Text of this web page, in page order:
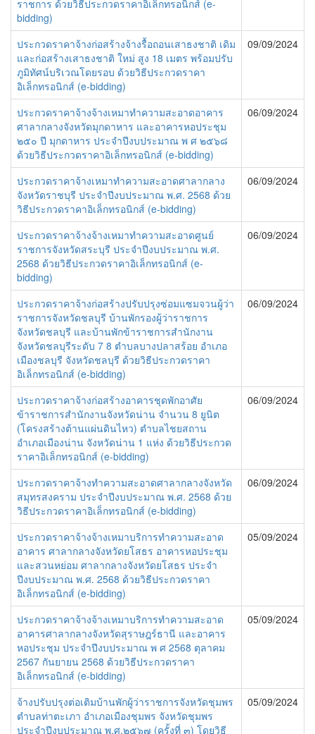
ราชการ ด้วยวิธีประกวดราคาอิเล็กทรอนิกส์ (e-
bidding)
ประกวดราคาจ้างก่อสร้างจ้างรื้อถอนเสาธงชาติ เดิม
และก่อสร้างเสาธงชาติ ใหม่ สูง 18 เมตร พร้อมปรับ
ภูมิทัศน์บริเวณโดยรอบ ด้วยวิธีประกวดราคา
อิเล็กทรอนิกส์ (e-bidding)
09/09/2024
ประกวดราคาจ้างจ้างเหมาทำความสะอาดอาคาร
ศาลากลางจังหวัดมุกดาหาร และอาคารหอประชุม
๒๕๐ ปี มุกดาหาร ประจำปีงบประมาณ พ ศ ๒๕๖๘
ด้วยวิธีประกวดราคาอิเล็กทรอนิกส์ (e-bidding)
06/09/2024
ประกวดราคาจ้างเหมาทำความสะอาดศาลากลาง
จังหวัดราชบุรี ประจำปีงบประมาณ พ.ศ. 2568 ด้วย
วิธีประกวดราคาอิเล็กทรอนิกส์ (e-bidding)
06/09/2024
ประกวดราคาจ้างจ้างเหมาทำความสะอาดศูนย์
ราชการจังหวัดสระบุรี ประจำปีงบประมาณ พ.ศ.
2568 ด้วยวิธีประกวดราคาอิเล็กทรอนิกส์ (e-
bidding)
06/09/2024
ประกวดราคาจ้างก่อสร้างปรับปรุงซ่อมแซมจวนผู้ว่า
ราชการจังหวัดชลบุรี บ้านพักรองผู้ว่าราชการ
จังหวัดชลบุรี และบ้านพักข้าราชการสำนักงาน
จังหวัดชลบุรีระดับ 7 8 ตำบลบางปลาสร้อย อำเภอ
เมืองชลบุรี จังหวัดชลบุรี ด้วยวิธีประกวดราคา
อิเล็กทรอนิกส์ (e-bidding)
06/09/2024
ประกวดราคาจ้างก่อสร้างอาคารชุดพักอาศัย
ข้าราชการสำนักงานจังหวัดน่าน จำนวน 8 ยูนิต
(โครงสร้างต้านแผ่นดินไหว) ตำบลไชยสถาน
อำเภอเมืองน่าน จังหวัดน่าน 1 แห่ง ด้วยวิธีประกวด
ราคาอิเล็กทรอนิกส์ (e-bidding)
06/09/2024
ประกวดราคาจ้างทำความสะอาดศาลากลางจังหวัด
สมุทรสงคราม ประจำปีงบประมาณ พ.ศ. 2568 ด้วย
วิธีประกวดราคาอิเล็กทรอนิกส์ (e-bidding)
06/09/2024
ประกวดราคาจ้างจ้างเหมาบริการทำความสะอาด
อาคาร ศาลากลางจังหวัดยโสธร อาคารหอประชุม
และสวนหย่อม ศาลากลางจังหวัดยโสธร ประจำ
ปีงบประมาณ พ.ศ. 2568 ด้วยวิธีประกวดราคา
อิเล็กทรอนิกส์ (e-bidding)
05/09/2024
ประกวดราคาจ้างจ้างเหมาบริการทำความสะอาด
อาคารศาลากลางจังหวัดสุราษฎร์ธานี และอาคาร
หอประชุม ประจำปีงบประมาณ พ ศ 2568 ตุลาคม
2567 กันยายน 2568 ด้วยวิธีประกวดราคา
อิเล็กทรอนิกส์ (e-bidding)
05/09/2024
จ้างปรับปรุงต่อเติมบ้านพักผู้ว่าราชการจังหวัดชุมพร
ตำบลท่าตะเภา อำเภอเมืองชุมพร จังหวัดชุมพร
ประจำปีงบประมาณ พ.ศ.๒๕๖๗ (ครั้งที่ ๓) โดยวิธี
05/09/2024